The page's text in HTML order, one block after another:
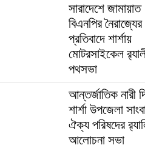
সারাদেশে জামায়াত
বিএনপির নৈরাজ্যের
প্রতিবাদে শার্শায়
মোটরসাইকেল
পথসভা
আন্তর্জাতিক নারী
শার্শা উপজেলা
ঐক্য পরিষদের
আলোচনা সভা